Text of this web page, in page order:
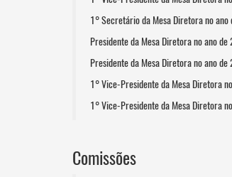
1° Secretário da Mesa Diretora no
Presidente da Mesa Diretora no ano
Presidente da Mesa Diretora no ano
1° Vice-Presidente da Mesa Diretora
1° Vice-Presidente da Mesa Diretora
Comissões